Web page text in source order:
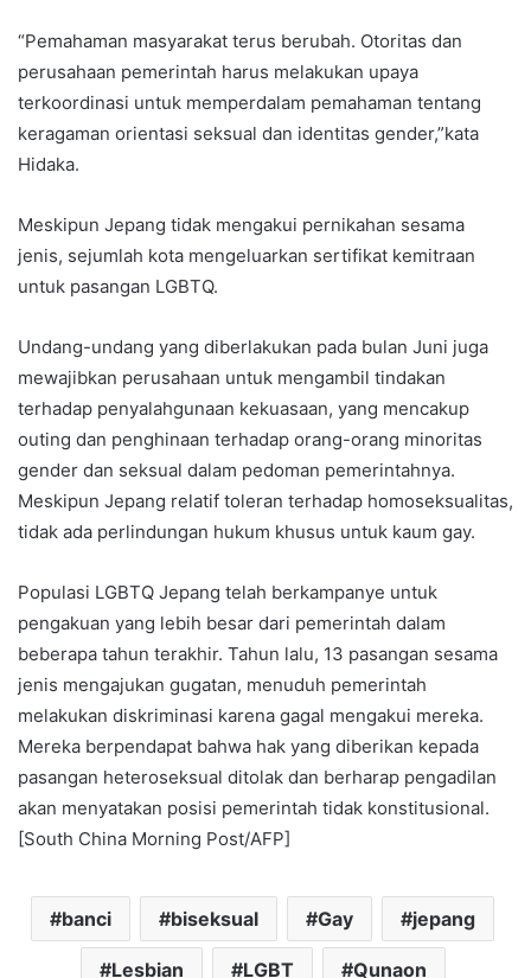
“Pemahaman masyarakat terus berubah. Otoritas dan
perusahaan pemerintah harus melakukan upaya
terkoordinasi untuk memperdalam pemahaman tentang
keragaman orientasi seksual dan identitas gender,”kata
Hidaka.
Meskipun Jepang tidak mengakui pernikahan sesama
jenis, sejumlah kota mengeluarkan sertifikat kemitraan
untuk pasangan LGBTQ.
Undang-undang yang diberlakukan pada bulan Juni juga
mewajibkan perusahaan untuk mengambil tindakan
terhadap penyalahgunaan kekuasaan, yang mencakup
outing dan penghinaan terhadap orang-orang minoritas
gender dan seksual dalam pedoman pemerintahnya.
Meskipun Jepang relatif toleran terhadap homoseksualitas,
tidak ada perlindungan hukum khusus untuk kaum gay.
Populasi LGBTQ Jepang telah berkampanye untuk
pengakuan yang lebih besar dari pemerintah dalam
beberapa tahun terakhir. Tahun lalu, 13 pasangan sesama
jenis mengajukan gugatan, menuduh pemerintah
melakukan diskriminasi karena gagal mengakui mereka.
Mereka berpendapat bahwa hak yang diberikan kepada
pasangan heteroseksual ditolak dan berharap pengadilan
akan menyatakan posisi pemerintah tidak konstitusional.
[South China Morning Post/AFP]
banci biseksual Gay jepang
Lesbian LGBT Qunaon